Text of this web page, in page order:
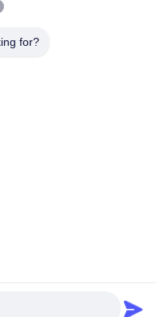
universal à prova
for?